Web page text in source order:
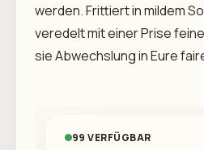
werden. Frittiert in mildem
veredelt mit einer Prise
sie Abwechslung in Eure
99 VERFÜGBAR